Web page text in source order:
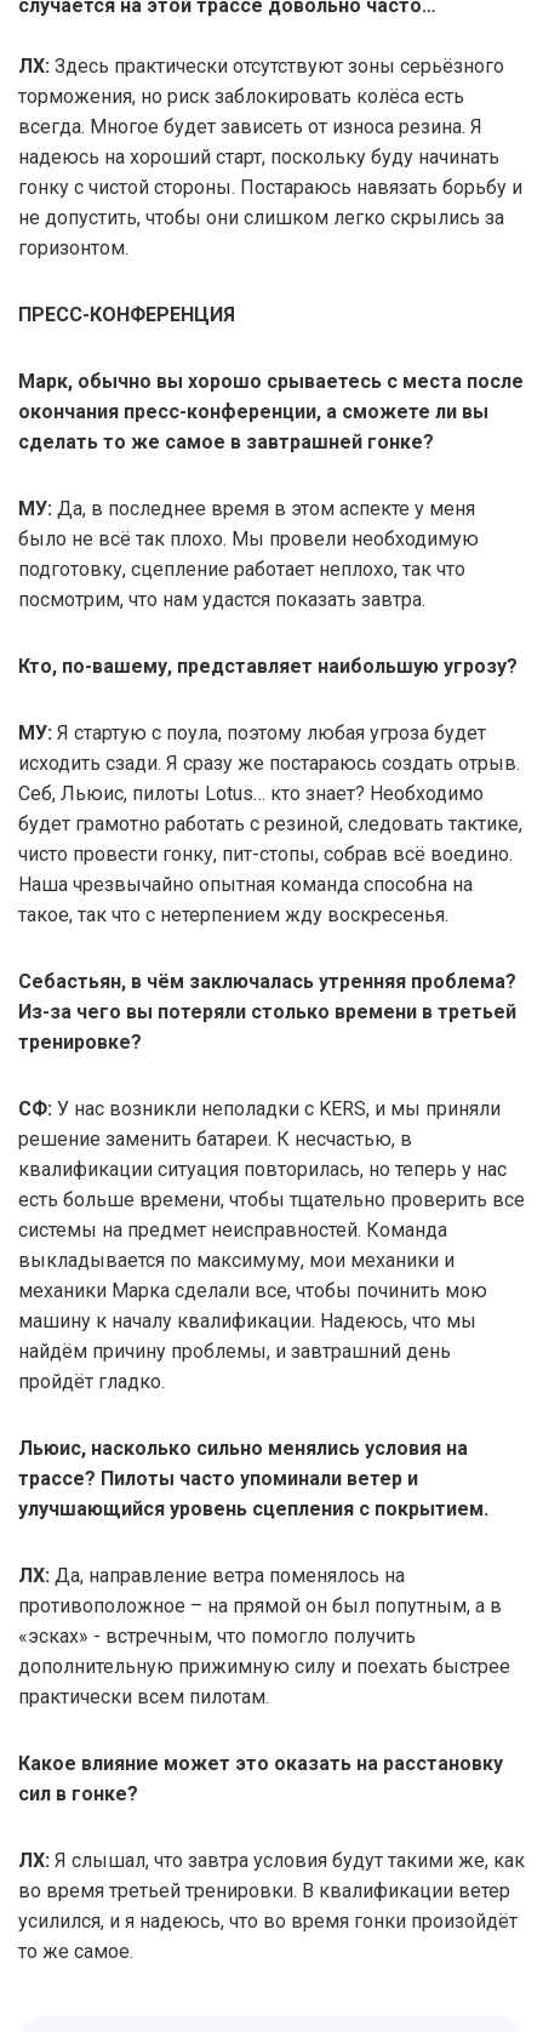
случается на этой трассе довольно часто…
ЛХ: Здесь практически отсутствуют зоны серьёзного
торможения, но риск заблокировать колёса есть
всегда. Многое будет зависеть от износа резина. Я
надеюсь на хороший старт, поскольку буду начинать
гонку с чистой стороны. Постараюсь навязать борьбу и
не допустить, чтобы они слишком легко скрылись за
горизонтом.
ПРЕСС-КОНФЕРЕНЦИЯ
Марк, обычно вы хорошо срываетесь с места после
окончания пресс-конференции, а сможете ли вы
сделать то же самое в завтрашней гонке?
МУ: Да, в последнее время в этом аспекте у меня
было не всё так плохо. Мы провели необходимую
подготовку, сцепление работает неплохо, так что
посмотрим, что нам удастся показать завтра.
Кто, по-вашему, представляет наибольшую угрозу?
МУ: Я стартую с поула, поэтому любая угроза будет
исходить сзади. Я сразу же постараюсь создать отрыв.
Себ, Льюис, пилоты Lotus… кто знает? Необходимо
будет грамотно работать с резиной, следовать тактике,
чисто провести гонку, пит-стопы, собрав всё воедино.
Наша чрезвычайно опытная команда способна на
такое, так что с нетерпением жду воскресенья.
Себастьян, в чём заключалась утренняя проблема?
Из-за чего вы потеряли столько времени в третьей
тренировке?
СФ: У нас возникли неполадки с KERS, и мы приняли
решение заменить батареи. К несчастью, в
квалификации ситуация повторилась, но теперь у нас
есть больше времени, чтобы тщательно проверить все
системы на предмет неисправностей. Команда
выкладывается по максимуму, мои механики и
механики Марка сделали все, чтобы починить мою
машину к началу квалификации. Надеюсь, что мы
найдём причину проблемы, и завтрашний день
пройдёт гладко.
Льюис, насколько сильно менялись условия на
трассе? Пилоты часто упоминали ветер и
улучшающийся уровень сцепления с покрытием.
ЛХ: Да, направление ветра поменялось на
противоположное – на прямой он был попутным, а в
«эсках» - встречным, что помогло получить
дополнительную прижимную силу и поехать быстрее
практически всем пилотам.
Какое влияние может это оказать на расстановку
сил в гонке?
ЛХ: Я слышал, что завтра условия будут такими же, как
во время третьей тренировки. В квалификации ветер
усилился, и я надеюсь, что во время гонки произойдёт
то же самое.